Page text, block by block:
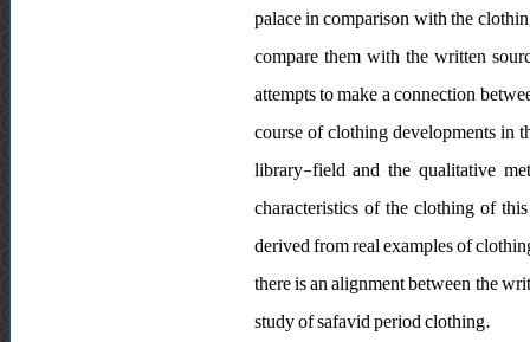
palace in comparison with the
compare them with the written
attempts to make a connection
course of clothing developments in
library-field and the qualitative
characteristics of the clothing of
derived from real examples of
there is an alignment between the
study of safavid period clothing.